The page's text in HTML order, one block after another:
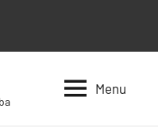
Menu